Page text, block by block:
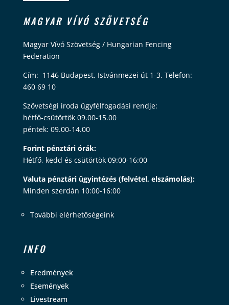
MAGYAR VÍVÓ SZÖVETSÉG
Magyar Vívó Szövetség / Hungarian Fencing
Federation
Cím: 1146 Budapest, Istvánmezei út 1-3. Telefon:
460 69 10
Szövetségi iroda ügyfélfogadási rendje:
hétfő-csütörtök 09.00-15.00
péntek: 09.00-14.00
Forint pénztári órák:
Hétfő, kedd és csütörtök 09:00-16:00
Valuta pénztári ügyintézés (felvétel, elszámolás):
Minden szerdán 10:00-16:00
További elérhetőségeink
INFO
Eredmények
Események
Livestream